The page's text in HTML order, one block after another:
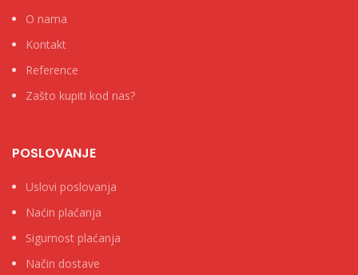
O nama
Kontakt
Reference
Zašto kupiti kod nas?
POSLOVANJE
Uslovi poslovanja
Naćin plaćanja
Sigurnost plaćanja
Način dostave